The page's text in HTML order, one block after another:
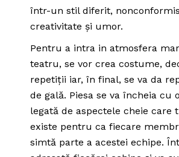
într-un stil diferit,
creativitate și umor.
Pentru a intra in atmosfera
teatru, se vor crea costume,
repetiții iar, în final, se va da
de gală. Piesa se va încheia cu
legată de aspectele cheie care
existe pentru ca fiecare
simtă parte a acestei echipe.